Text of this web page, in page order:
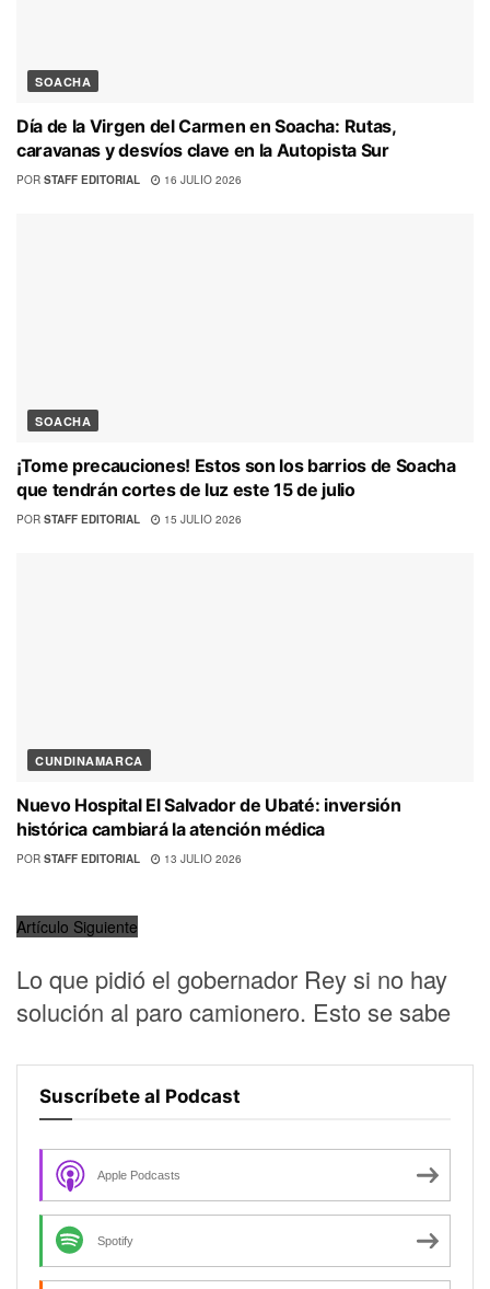
SOACHA
Día de la Virgen del Carmen en Soacha: Rutas,
caravanas y desvíos clave en la Autopista Sur
POR STAFF EDITORIAL 16 JULIO 2026
SOACHA
¡Tome precauciones! Estos son los barrios de Soacha
que tendrán cortes de luz este 15 de julio
POR STAFF EDITORIAL 15 JULIO 2026
CUNDINAMARCA
Nuevo Hospital El Salvador de Ubaté: inversión
histórica cambiará la atención médica
POR STAFF EDITORIAL 13 JULIO 2026
Artículo Siguiente
Lo que pidió el gobernador Rey si no hay
solución al paro camionero. Esto se sabe
Suscríbete al Podcast
Apple Podcasts
Spotify